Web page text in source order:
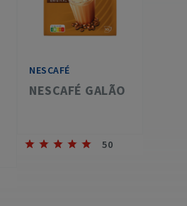
NESCAFÉ
NESCAFÉ GALÃO
50